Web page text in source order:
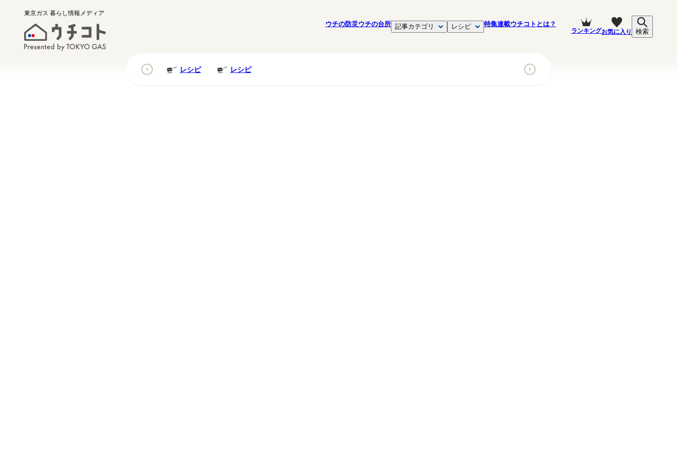
東京ガス 暮らし情報メディア
ウチの防災ウチの台所 記事カテゴリ レシピ 特集連載ウチコトとは？
ランキングお気に入り 検索
レシピ レシピ レシピ